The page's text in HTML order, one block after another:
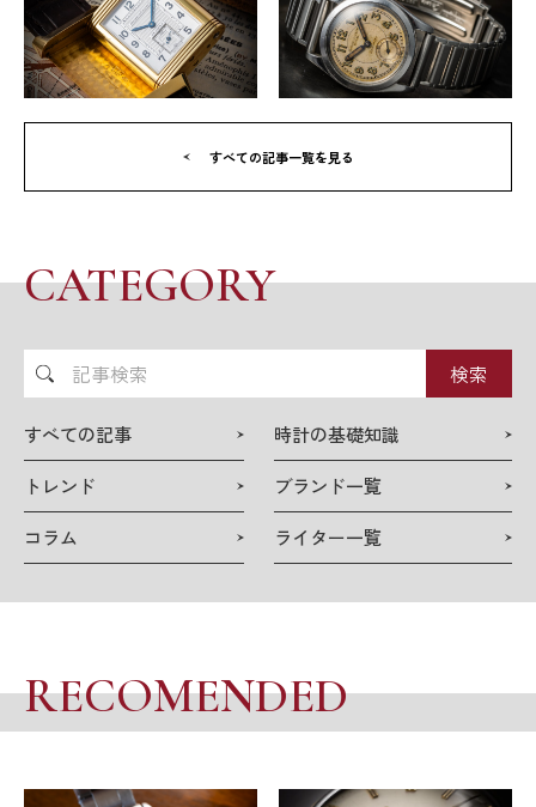
CATEGORY
記
事
検
索
すべての記事
トレンド
コラム
時計の基礎知識
ブランド一覧
ライター一覧
すべての記事一覧を見る
RECOMENDED